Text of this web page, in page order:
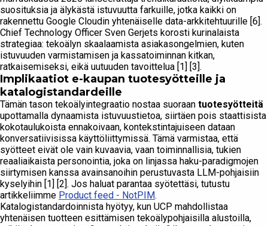
suosituksia ja älykästä istuvuutta farkuille, jotka kaikki on
rakennettu Google Cloudin yhtenäiselle data-arkkitehtuurille [6].
Chief Technology Officer Sven Gerjets korosti kurinalaista
strategiaa: tekoälyn skaalaamista asiakasongelmien, kuten
istuvuuden varmistamisen ja kassatoiminnan kitkan,
ratkaisemiseksi, eikä uutuuden tavoittelua [1] [3].
Implikaatiot e-kaupan tuotesyötteille ja
katalogistandardeille
Tämän tason tekoälyintegraatio nostaa suoraan tuotesyötteitä
upottamalla dynaamista istuvuustietoa, siirtäen pois staattisista
kokotaulukoista ennakoivaan, kontekstintajuiseen dataan
konversatiivisissa käyttöliittymissä. Tämä varmistaa, että
syötteet eivät ole vain kuvaavia, vaan toiminnallisia, tukien
reaaliaikaista personointia, joka on linjassa haku-paradigmojen
siirtymisen kanssa avainsanoihin perustuvasta LLM-pohjaisiin
kyselyihin [1] [2]. Jos haluat parantaa syötettäsi, tutustu
artikkeliimme Product feed - NotPIM.
Katalogistandardoinnista hyötyy, kun UCP mahdollistaa
yhtenäisen tuotteen esittämisen tekoälypohjaisilla alustoilla,